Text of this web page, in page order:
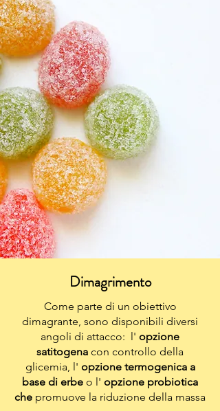
Dimagrimento
Come parte di un obiettivo
dimagrante, sono disponibili diversi
angoli di attacco: l' opzione
satitogena con controllo della
glicemia, l' opzione termogenica a
base di erbe o l' opzione probiotica
che promuove la riduzione della massa